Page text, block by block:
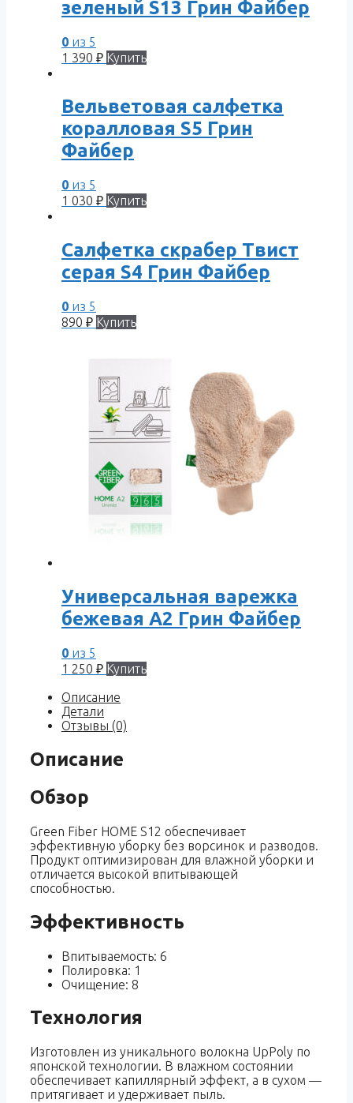
зеленый S13 Грин Файбер
0 из 5
1 390 ₽ Купить
Вельветовая салфетка
коралловая S5 Грин
Файбер
0 из 5
1 030 ₽ Купить
Салфетка скрабер Твист
серая S4 Грин Файбер
0 из 5
890 ₽ Купить
Универсальная варежка
бежевая A2 Грин Файбер
0 из 5
1 250 ₽ Купить
Описание
Детали
Отзывы (0)
Описание
Обзор
Green Fiber HOME S12 обеспечивает
эффективную уборку без ворсинок и разводов.
Продукт оптимизирован для влажной уборки и
отличается высокой впитывающей
способностью.
Эффективность
Впитываемость: 6
Полировка: 1
Очищение: 8
Технология
Изготовлен из уникального волокна UpPoly по
японской технологии. В влажном состоянии
обеспечивает капиллярный эффект, а в сухом —
притягивает и удерживает пыль.